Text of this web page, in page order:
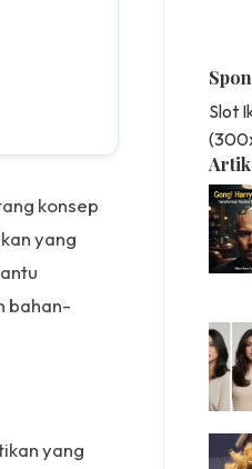
konsep
yang
bahan-
yang
Slot